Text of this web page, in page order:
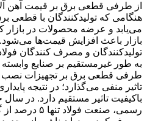
از طرفی قطعی برق بر قیمت آهن
هنگامی که تولیدکنندگان با قطعی
می‌یابد و عرضه محصولات در
بازار باعث افزایش قیمت‌‌ها می‌شود.
تولیدکنندگان و مصرف‌ کنندگان
به طور غیرمستقیم بر صنایع وابسته
طرفی قطعی‌ برق بر تجهیزات نصب
تاثیر منفی می‌گذارد؛ در نتیجه
باکیفیت تاثیر مستقیم دارد. در